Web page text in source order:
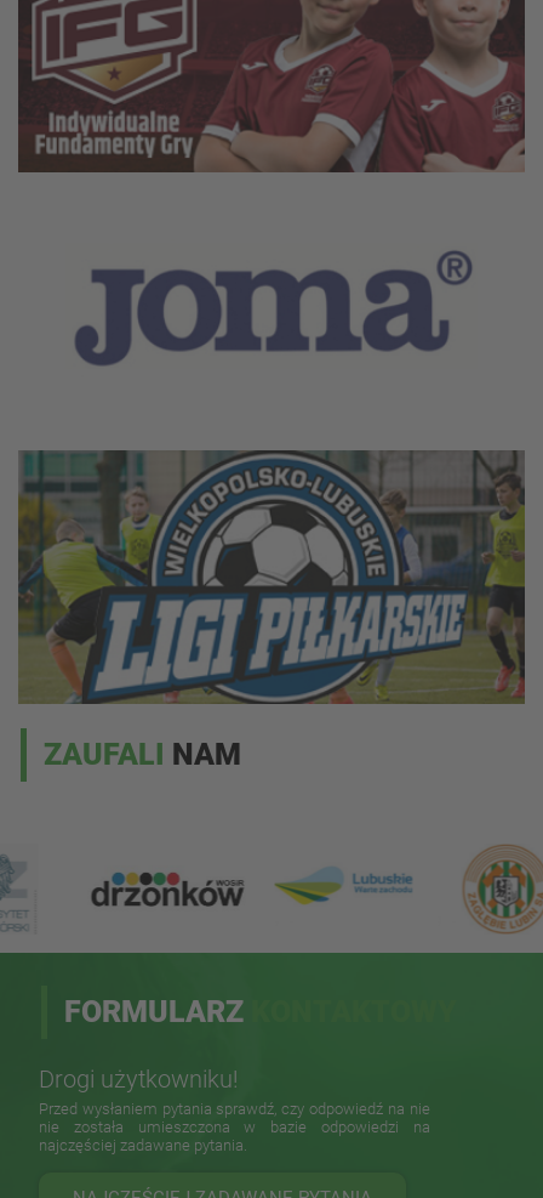
ZAUFALI NAM
FORMULARZ
Drogi użytkowniku!
Przed wysłaniem pytania sprawdź, czy odpowiedź na nie
nie została umieszczona w bazie odpowiedzi na
najczęściej zadawane pytania.